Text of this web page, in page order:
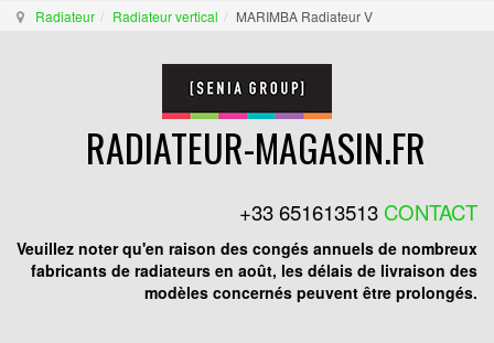
Radiateur Radiateur vertical MARIMBA Radiateur V
RADIATEUR-MAGASIN.FR
+33 651613513 CONTACT
Veuillez noter qu'en raison des congés annuels de nombreux
fabricants de radiateurs en août, les délais de livraison des
modèles concernés peuvent être prolongés.